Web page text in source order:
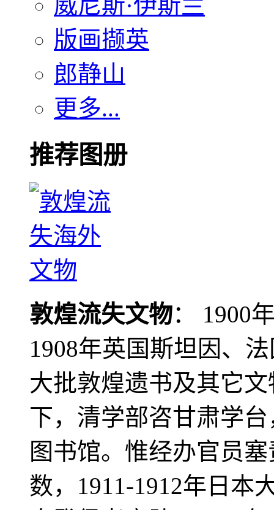
版画撷英
郎静山
更多...
推荐图册
敦煌流失文物： 1900
1908年英国斯坦因、
大批敦煌遗书及其它
下，清学部咨甘肃学
图书馆。惟经办官员
数，1911-1912年日本